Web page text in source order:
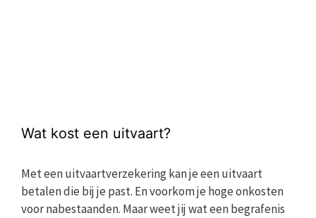
Wat kost een uitvaart?
Met een uitvaartverzekering kan je een uitvaart
betalen die bij je past. En voorkom je hoge onkosten
voor nabestaanden. Maar weet jij wat een begrafenis